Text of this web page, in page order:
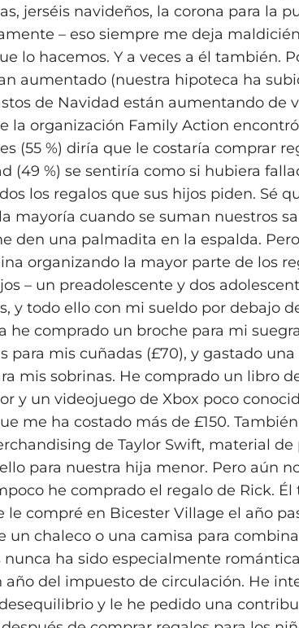
jerséis navideños, la corona para la
– eso siempre me deja
lo hacemos. Y a veces a él también.
aumentado (nuestra hipoteca ha
de Navidad están aumentando de
la organización Family Action
(55 %) diría que le costaría comprar
(49 %) se sentiría como si hubiera
los regalos que sus hijos piden. Sé
mayoría cuando se suman nuestros
den una palmadita en la espalda.
organizando la mayor parte de los
– un preadolescente y dos
y todo ello con mi sueldo por debajo
he comprado un broche para mi
para mis cuñadas (£70), y gastado
mis sobrinas. He comprado un libro
y un videojuego de Xbox poco
me ha costado más de £150.
de Taylor Swift, material
para nuestra hija menor. Pero aún
he comprado el regalo de Rick.
le compré en Bicester Village el año
un chaleco o una camisa para
nunca ha sido especialmente
año del impuesto de circulación. He
y le he pedido una